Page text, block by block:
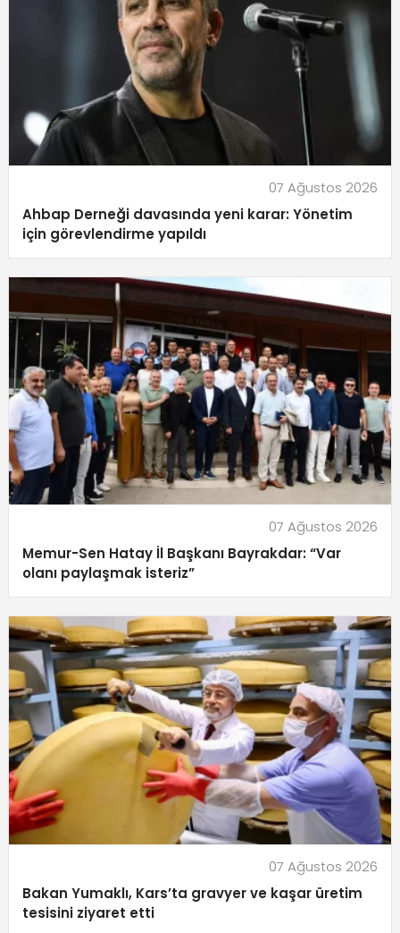
07 Ağustos 2026
Ahbap Derneği davasında yeni karar: Yönetim
için görevlendirme yapıldı
07 Ağustos 2026
Memur-Sen Hatay İl Başkanı Bayrakdar: “Var
olanı paylaşmak isteriz”
07 Ağustos 2026
Bakan Yumaklı, Kars’ta gravyer ve kaşar üretim
tesisini ziyaret etti